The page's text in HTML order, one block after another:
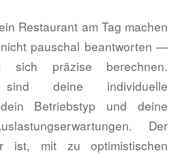
Restaurant am Tag machen
pauschal beantworten —
präzise berechnen.
sind deine individuelle
Betriebstyp und deine
Der
ist, mit zu optimistischen